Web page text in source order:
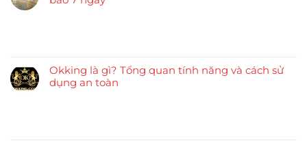
Okking là gì? Tổng quan tính năng và cách sử
dụng an toàn